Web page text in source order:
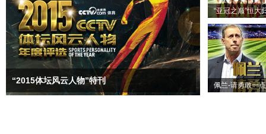
“2015体坛风云人物”特刊
“亚冠之巅”恒大
佩兰-请勇敢一点